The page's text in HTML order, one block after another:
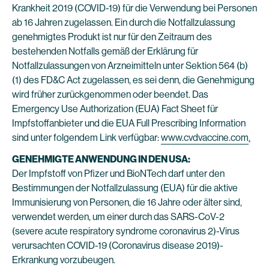
Krankheit 2019 (COVID-19) für die Verwendung bei Personen
ab 16 Jahren zugelassen. Ein durch die Notfallzulassung
genehmigtes Produkt ist nur für den Zeitraum des
bestehenden Notfalls gemäß der Erklärung für
Notfallzulassungen von Arzneimitteln unter Sektion 564 (b)
(1) des FD&C Act zugelassen, es sei denn, die Genehmigung
wird früher zurückgenommen oder beendet. Das
Emergency Use Authorization (EUA) Fact Sheet für
Impfstoffanbieter und die EUA Full Prescribing Information
sind unter folgendem Link verfügbar:www.cvdvaccine.com.
GENEHMIGTE ANWENDUNG IN DEN USA:
Der Impfstoff von Pfizer und BioNTech darf unter den
Bestimmungen der Notfallzulassung (EUA) für die aktive
Immunisierung von Personen, die 16 Jahre oder älter sind,
verwendet werden, um einer durch das SARS-CoV-2
(severe acute respiratory syndrome coronavirus 2)-Virus
verursachten COVID-19 (Coronavirus disease 2019)-
Erkrankung vorzubeugen.